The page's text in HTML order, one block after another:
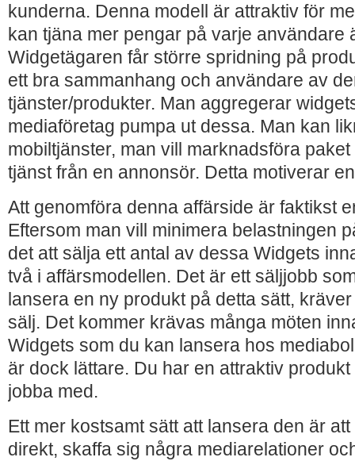
kunderna. Denna modell är attraktiv för
kan tjäna mer pengar på varje användare
Widgetägaren får större spridning på
ett bra sammanhang och användare av
tjänster/produkter. Man aggregerar
mediaföretag pumpa ut dessa. Man kan
mobiltjänster, man vill marknadsföra
tjänst från en annonsör. Detta motiverar
Att genomföra denna affärside är faktikst
Eftersom man vill minimera belastningen
det att sälja ett antal av dessa Widgets
två i affärsmodellen. Det är ett säljjobb
lansera en ny produkt på detta sätt,
sälj. Det kommer krävas många möten
Widgets som du kan lansera hos
är dock lättare. Du har en attraktiv
jobba med.
Ett mer kostsamt sätt att lansera den är
direkt, skaffa sig några mediarelationer